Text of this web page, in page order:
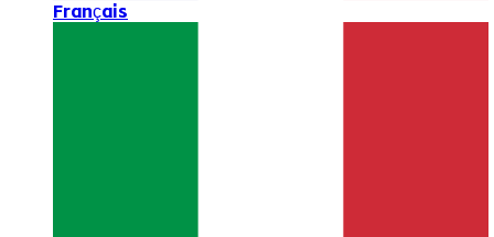
Français